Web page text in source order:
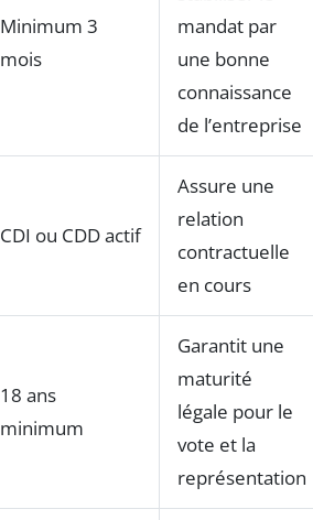
Minimum 3
mois
mandat par
une bonne
connaissance
de l’entreprise
CDI ou CDD actif
Assure une
relation
contractuelle
en cours
18 ans
minimum
Garantit une
maturité
légale pour le
vote et la
représentation